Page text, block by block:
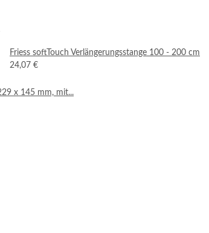
Friess softTouch Verlängerungsstange 100 - 200 cm
24,07 €